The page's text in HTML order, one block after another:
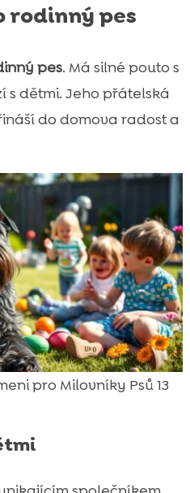
rodinný pes
pes. Má silné pouto s
dětmi. Jeho přátelská
do domova radost a
pro Milovníky Psů 13